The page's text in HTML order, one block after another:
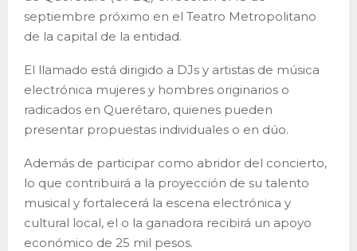
septiembre próximo en el Teatro Metropolitano
de la capital de la entidad.
El llamado está dirigido a DJs y artistas de música
electrónica mujeres y hombres originarios o
radicados en Querétaro, quienes pueden
presentar propuestas individuales o en dúo.
Además de participar como abridor del concierto,
lo que contribuirá a la proyección de su talento
musical y fortalecerá la escena electrónica y
cultural local, el o la ganadora recibirá un apoyo
económico de 25 mil pesos.